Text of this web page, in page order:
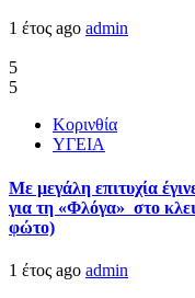
1 έτος ago admin
5
5
Κορινθία
ΥΓΕΙΑ
Με μεγάλη επιτυχία
για τη «Φλόγα» στο
φώτο)
1 έτος ago admin